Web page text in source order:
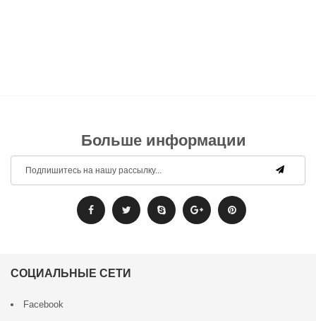
Больше информации
СОЦИАЛЬНЫЕ СЕТИ
Facebook